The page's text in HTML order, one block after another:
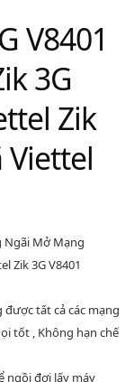
V8401
3G
Zik
Viettel
Ngãi Mở Mạng
Zik 3G V8401
được tất cả các mạng
tốt , Không hạn chế
ngồi đợi lấy máy